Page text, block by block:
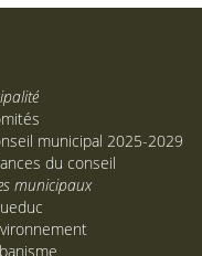
municipal 2025-2029
du conseil
municipaux